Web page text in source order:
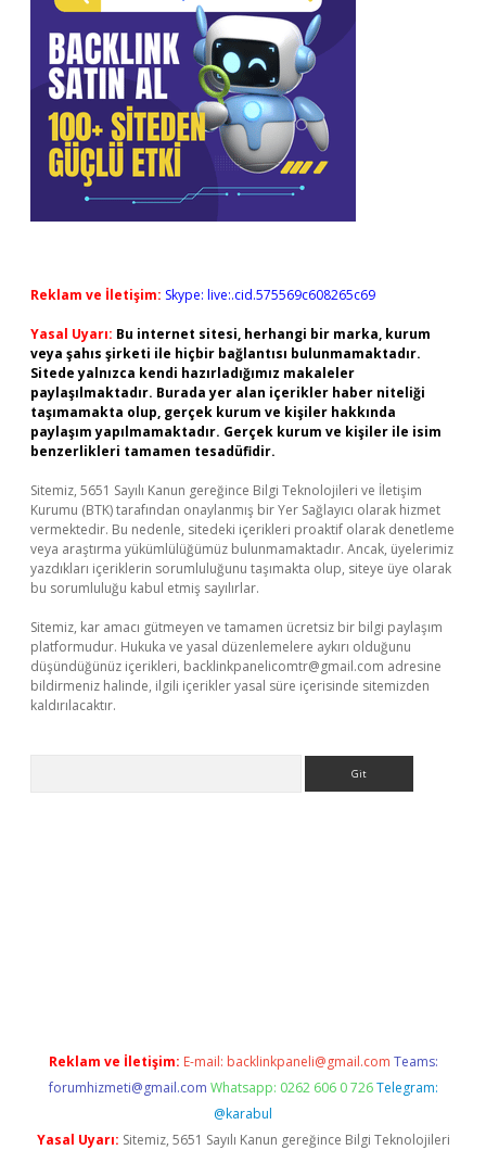
Reklam ve İletişim: Skype: live:.cid.575569c608265c69
Yasal Uyarı: Bu internet sitesi, herhangi bir marka, kurum
veya şahıs şirketi ile hiçbir bağlantısı bulunmamaktadır.
Sitede yalnızca kendi hazırladığımız makaleler
paylaşılmaktadır. Burada yer alan içerikler haber niteliği
taşımamakta olup, gerçek kurum ve kişiler hakkında
paylaşım yapılmamaktadır. Gerçek kurum ve kişiler ile isim
benzerlikleri tamamen tesadüfidir.
Sitemiz, 5651 Sayılı Kanun gereğince Bilgi Teknolojileri ve İletişim
Kurumu (BTK) tarafından onaylanmış bir Yer Sağlayıcı olarak hizmet
vermektedir. Bu nedenle, sitedeki içerikleri proaktif olarak denetleme
veya araştırma yükümlülüğümüz bulunmamaktadır. Ancak, üyelerimiz
yazdıkları içeriklerin sorumluluğunu taşımakta olup, siteye üye olarak
bu sorumluluğu kabul etmiş sayılırlar.
Sitemiz, kar amacı gütmeyen ve tamamen ücretsiz bir bilgi paylaşım
platformudur. Hukuka ve yasal düzenlemelere aykırı olduğunu
düşündüğünüz içerikleri, backlinkpanelicomtr@gmail.com adresine
bildirmeniz halinde, ilgili içerikler yasal süre içerisinde sitemizden
kaldırılacaktır.
Reklam ve İletişim: E-mail: backlinkpaneli@gmail.com Teams:
forumhizmeti@gmail.com Whatsapp: 0262 606 0 726 Telegram:
@karabul
Yasal Uyarı: Sitemiz, 5651 Sayılı Kanun gereğince Bilgi Teknolojileri